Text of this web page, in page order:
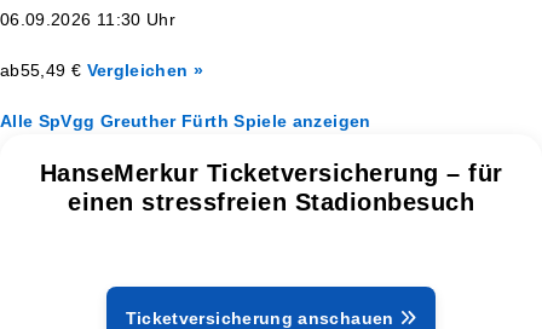
06.09.2026 11:30 Uhr
ab55,49 € Vergleichen »
Alle SpVgg Greuther Fürth Spiele anzeigen
HanseMerkur Ticketversicherung – für
einen stressfreien Stadionbesuch
Ticketversicherung anschauen